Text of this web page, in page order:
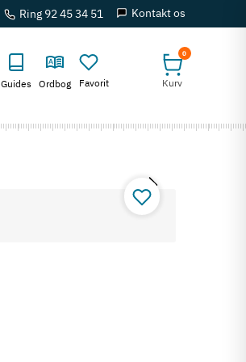
Ring 92 45 34 51 Kontakt os
Guides Ordbog Favorit
0
Kurv